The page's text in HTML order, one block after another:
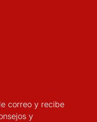
correo y recibe
y